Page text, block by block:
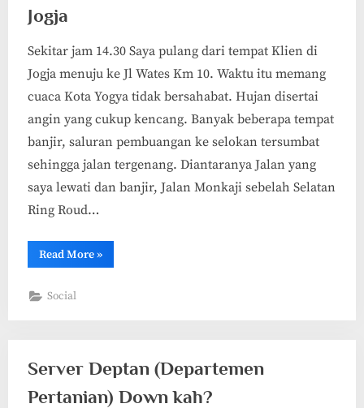
Jogja
Sekitar jam 14.30 Saya pulang dari tempat Klien di
Jogja menuju ke Jl Wates Km 10. Waktu itu memang
cuaca Kota Yogya tidak bersahabat. Hujan disertai
angin yang cukup kencang. Banyak beberapa tempat
banjir, saluran pembuangan ke selokan tersumbat
sehingga jalan tergenang. Diantaranya Jalan yang
saya lewati dan banjir, Jalan Monkaji sebelah Selatan
Ring Roud…
Read More“Salah
satu
»
Social
Server Deptan (Departemen
Pertanian) Down kah?